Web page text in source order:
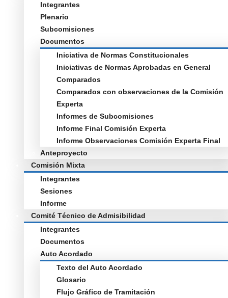
Integrantes
Plenario
Subcomisiones
Documentos
Iniciativa de Normas Constitucionales
Iniciativas de Normas Aprobadas en General
Comparados
Comparados con observaciones de la Comisión
Experta
Informes de Subcomisiones
Informe Final Comisión Experta
Informe Observaciones Comisión Experta Final
Anteproyecto
Comisión Mixta
Integrantes
Sesiones
Informe
Comité Técnico de Admisibilidad
Integrantes
Documentos
Auto Acordado
Texto del Auto Acordado
Glosario
Flujo Gráfico de Tramitación